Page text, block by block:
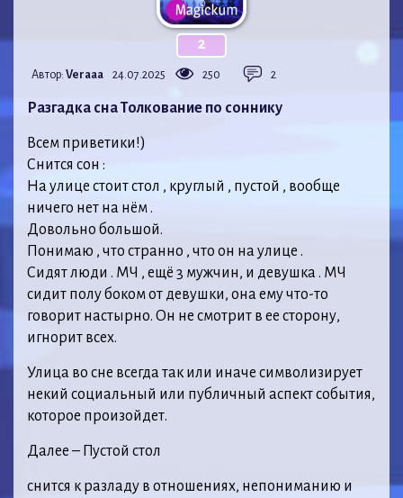
2
Автор: Veraaa 24.07.2025 250 2
Разгадка сна Толкование по соннику
Всем приветики!)
Снится сон :
На улице стоит стол , круглый , пустой , вообще
ничего нет на нём .
Довольно большой.
Понимаю , что странно , что он на улице .
Сидят люди . МЧ , ещё 3 мужчин, и девушка . МЧ
сидит полу боком от девушки, она ему что-то
говорит настырно. Он не смотрит в ее сторону,
игнорит всех.
Улица во сне всегда так или иначе символизирует
некий социальный или публичный аспект события,
которое произойдет.
Далее – Пустой стол
снится к разладу в отношениях, непониманию и